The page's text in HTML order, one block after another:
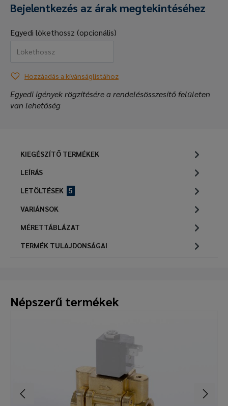
Bejelentkezés az árak megtekintéséhez
Egyedi lökethossz (opcionális)
Hozzáadás a kívánságlistához
Egyedi igények rögzítésére a rendelésösszesítő felületen
van lehetőség
KIEGÉSZÍTŐ TERMÉKEK
LEÍRÁS
LETÖLTÉSEK
5
VARIÁNSOK
MÉRETTÁBLÁZAT
TERMÉK TULAJDONSÁGAI
Népszerű termékek